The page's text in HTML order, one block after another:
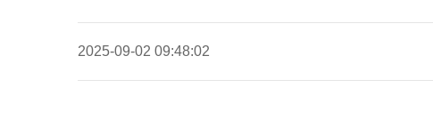
2025-09-02 09:48:02